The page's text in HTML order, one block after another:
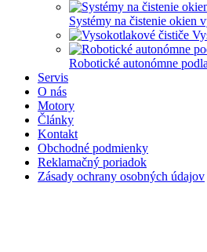
Systémy na čistenie okien
Robotické autonómne
Servis
O nás
Motory
Články
Kontakt
Obchodné podmienky
Reklamačný poriadok
Zásady ochrany osobných údajov